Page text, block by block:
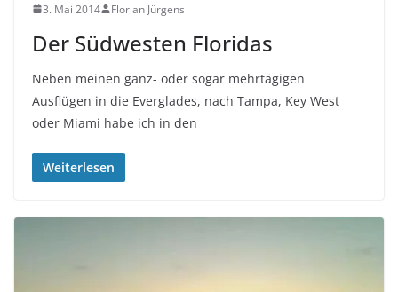
3. Mai 2014 Florian Jürgens
Der Südwesten Floridas
Neben meinen ganz- oder sogar mehrtägigen
Ausflügen in die Everglades, nach Tampa, Key West
oder Miami habe ich in den
Weiterlesen